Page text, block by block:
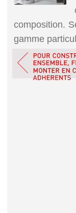
composition.
gamme